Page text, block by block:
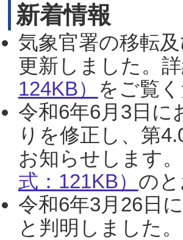
新着情報
気象官署の移転
更新しました。
124KB） をご覧
令和6年6月3日に
りを修正し、第
お知らせします
式：121KB） の
令和6年3月26日
と判明しました